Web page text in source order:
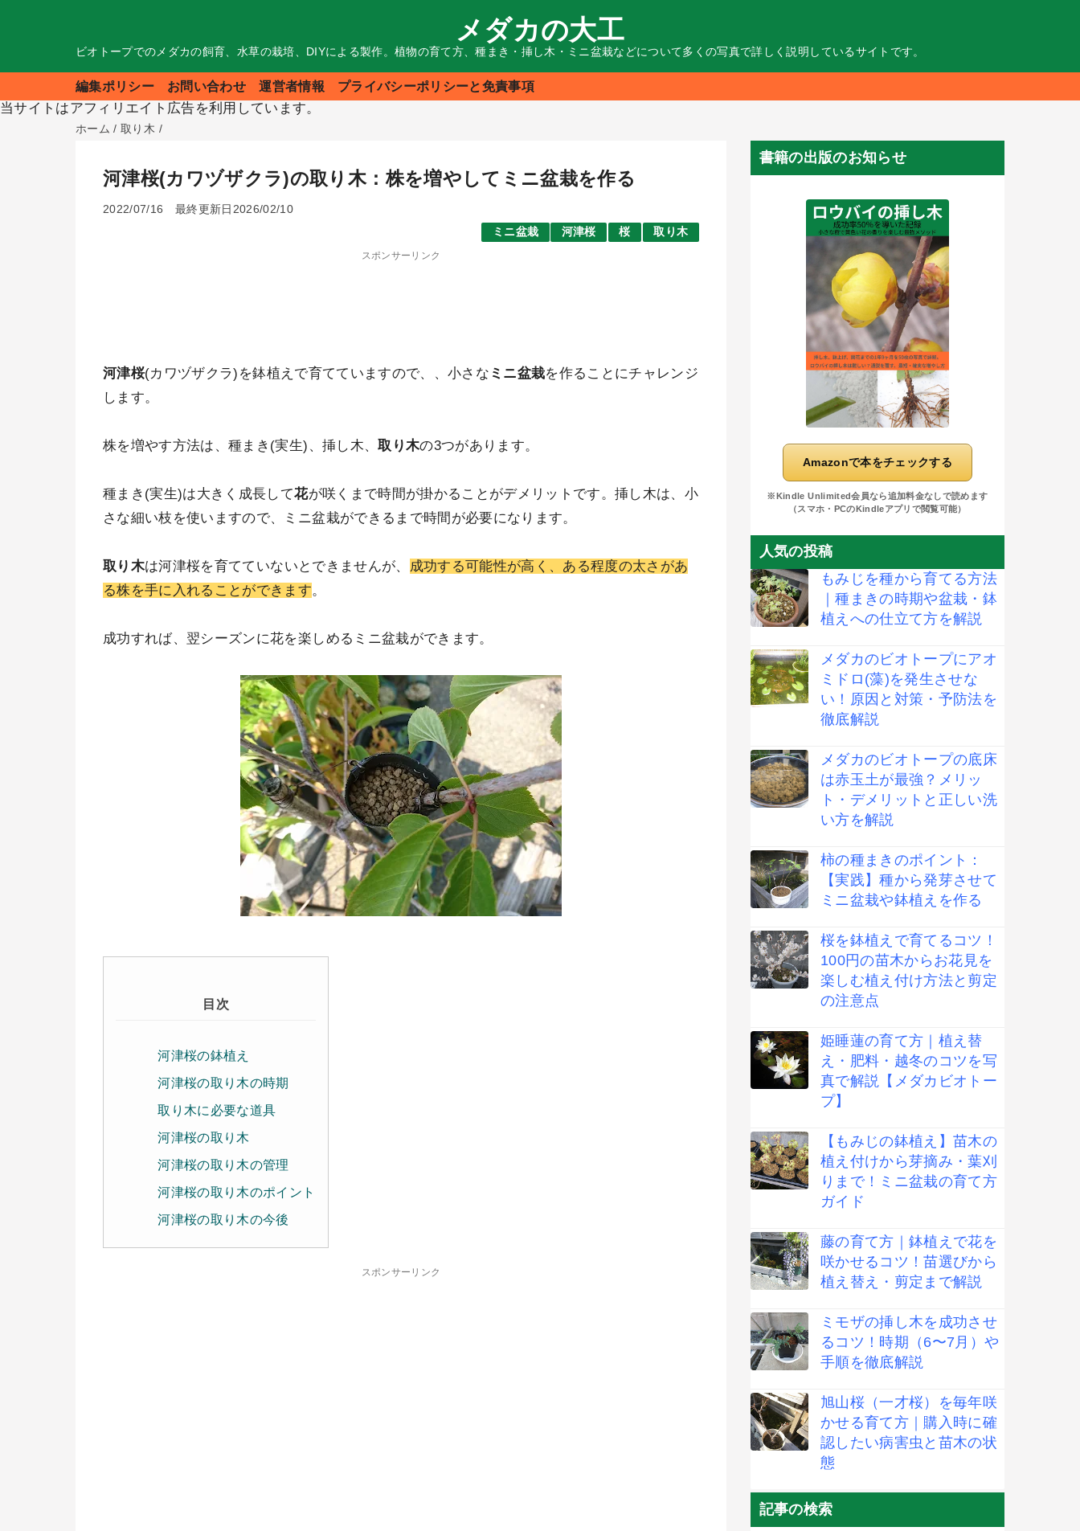
メダカの大工
ビオトープでのメダカの飼育、水草の栽培、DIYによる製作。植物の育て方、種まき・挿し木・ミニ盆栽などについて多くの写真で詳しく説明しているサイトです。
編集ポリシー お問い合わせ 運営者情報 プライバシーポリシーと免責事項
当サイトはアフィリエイト広告を利用しています。
ホーム /取り木 /
河津桜(カワヅザクラ)の取り木：株を増やしてミニ盆栽を作る
2022/07/16
最終更新日2026/02/10
ミニ盆栽
河津桜 桜 取り木
スポンサーリンク
河津桜(カワヅザクラ)を鉢植えで育てていますので、、小さな ミニ盆栽を作ることにチャレンジ
します。
株を増やす方法は、種まき(実生)、挿し木、取り木の3つがあります。
種まき(実生)は大きく成長して花が咲くまで時間が掛かることがデメリットです。挿し木は、小
さな細い枝を使いますので、ミニ盆栽ができるまで時間が必要になります。
取り木は河津桜を育てていないとできませんが、 成功する可能性が高く、ある程度の太さがあ
る株を手に入れることができます。
成功すれば、翌シーズンに花を楽しめるミニ盆栽ができます。
目次
河津桜の鉢植え
河津桜の取り木の時期
取り木に必要な道具
河津桜の取り木
河津桜の取り木の管理
河津桜の取り木のポイント
河津桜の取り木の今後
スポンサーリンク
書籍の出版のお知らせ
Amazonで本をチェックする
※Kindle Unlimited会員なら追加料金なしで読めます
（スマホ・PCのKindleアプリで閲覧可能）
人気の投稿
もみじを種から育てる方法
｜種まきの時期や盆栽・鉢
植えへの仕立て方を解説
メダカのビオトープにアオ
ミドロ(藻)を発生させな
い！原因と対策・予防法を
徹底解説
メダカのビオトープの底床
は赤玉土が最強？メリッ
ト・デメリットと正しい洗
い方を解説
柿の種まきのポイント：
【実践】種から発芽させて
ミニ盆栽や鉢植えを作る
桜を鉢植えで育てるコツ！
100円の苗木からお花見を
楽しむ植え付け方法と剪定
の注意点
姫睡蓮の育て方｜植え替
え・肥料・越冬のコツを写
真で解説【メダカビオトー
プ】
【もみじの鉢植え】苗木の
植え付けから芽摘み・葉刈
りまで！ミニ盆栽の育て方
ガイド
藤の育て方｜鉢植えで花を
咲かせるコツ！苗選びから
植え替え・剪定まで解説
ミモザの挿し木を成功させ
るコツ！時期（6〜7月）や
手順を徹底解説
旭山桜（一才桜）を毎年咲
かせる育て方｜購入時に確
認したい病害虫と苗木の状
態
記事の検索